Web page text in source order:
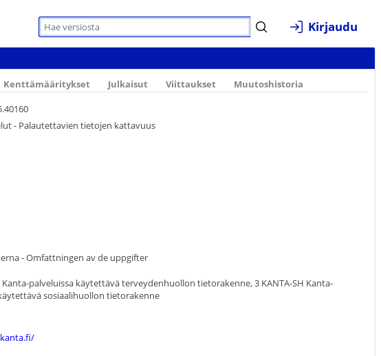
Kirjaudu
Kenttämääritykset Julkaisut Viittaukset Muutoshistoria
- Palautettavien tietojen kattavuus
- Omfattningen av de uppgifter
Kanta-palveluissa käytettävä terveydenhuollon tietorakenne, 3 KANTA-SH Kanta-
sosiaalihuollon tietorakenne